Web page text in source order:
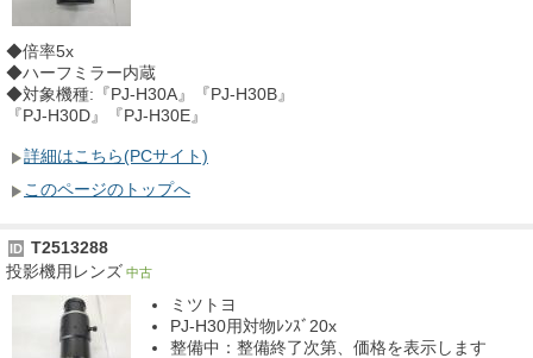
◆倍率5x
◆ハーフミラー内蔵
◆対象機種:『PJ-H30A』『PJ-H30B』
『PJ-H30D』『PJ-H30E』
詳細はこちら(PCサイト)
このページのトップへ
ID T2513288
投影機用レンズ 中古
ミツトヨ
PJ-H30用対物ﾚﾝｽﾞ20x
整備中：整備終了次第、価格を表示します